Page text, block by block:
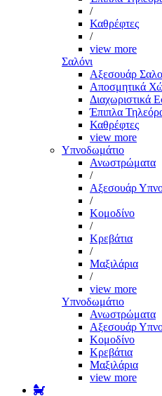
/
Καθρέφτες
/
view more
Σαλόνι
Αξεσουάρ
Αποσμητικά
Διαχωριστικά
Έπιπλα
Καθρέφτες
view more
Υπνοδωμάτιο
Ανωστρώματα
/
Αξεσουάρ
/
Κομοδίνο
/
Κρεβάτια
/
Μαξιλάρια
/
view more
Υπνοδωμάτιο
Ανωστρώματα
Αξεσουάρ
Κομοδίνο
Κρεβάτια
Μαξιλάρια
view more